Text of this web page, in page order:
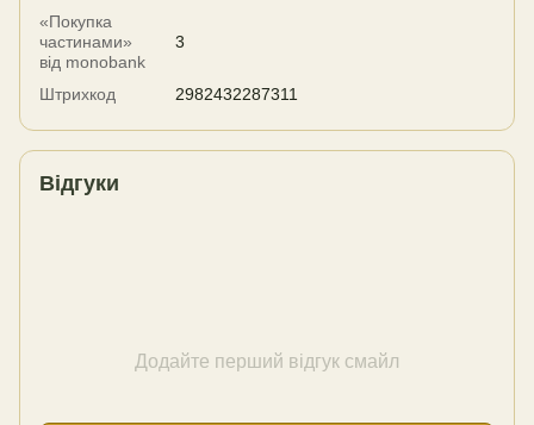
«Покупка
частинами»
від monobank
3
Штрихкод 2982432287311
Відгуки
Додайте перший відгук смайл